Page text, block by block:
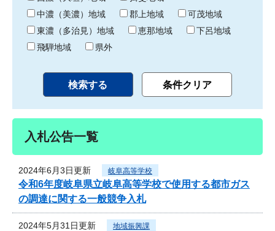
中濃（美濃）地域
郡上地域
可茂地域
東濃（多治見）地域
恵那地域
下呂地域
飛騨地域
県外
入札公告一覧
2024年6月3日更新 岐阜高等学校
令和6年度岐阜県立岐阜高等学校で使用する都市ガス
の調達に関する一般競争入札
2024年5月31日更新 地域振興課